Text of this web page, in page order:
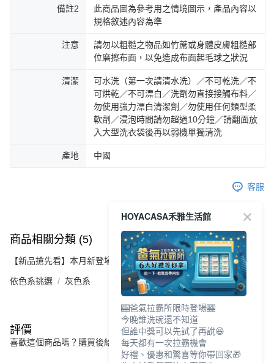
備註2
此商品圖為參考用之情境圖示，產品內容以
規格敘述內容為準
注意
請勿以粗糙之物品如竹蓆或身體皮膚粗糙部
位磨擦布面，以免造成布面起毛球之狀況
清潔
可水洗（第一次請清水洗）／不可乾洗／不
可烘乾／不可漂白／洗劑勿直接接觸布料／
勿使用強力漂白清潔劑／勿使用任何類型柔
軟劑／浸泡時間請勿超過10分鐘／請翻面放
入大型洗衣袋後再以弱機單獨清洗
產地 中國
客服
商品相關分類 (5) 查看全部
【新品搶先看】本月新登場精選
依色系挑選 灰色系
評價
喜歡這個商品嗎？購買後給他一個好評吧
HOYACASA禾雅生活館
🎰爸氣拉霸所限時登場🎰
今晚誰洗碗還不知道
但誰中獎可以先試了再說😆
每天都有一次拉霸機會
好禮、優惠和驚喜等你帶回家🎁